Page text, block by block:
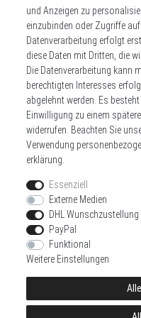
Zahlen
und Anzeigen zu
einzubinden oder Zugriffe
Datenverarbeitung erfolgt
diese Daten mit Dritten, die
Die Datenverarbeitung kann
berechtigten Interesses
abgelehnt werden. Es
Einwilligung zu einem
widerrufen. Beachten Sie
Verwendung
erklärung
Essenziell
Externe Medien
DHL Wunschzustellung
PayPal
Funktional
Weitere Einstellungen
© Copyright